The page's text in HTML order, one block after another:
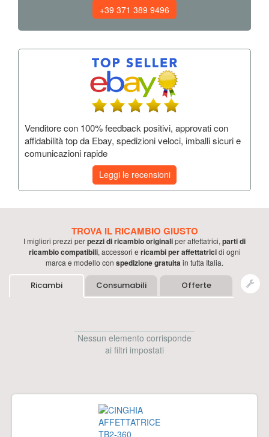
+39 371 389 9496
Venditore con 100% feedback positivi, approvati con
affidabilità top da Ebay, spedizioni veloci, imballi sicuri e
comunicazioni rapide
Leggi le recensioni
TROVA IL RICAMBIO GIUSTO
I migliori prezzi perpezzi di ricambio originaliperaffettatrici, parti di
ricambio compatibili, accessori e ricambi peraffettatricidi ogni
marca e modello con spedizione gratuitain tutta Italia.
Ricambi Consumabili Offerte
Nessun elemento corrisponde
ai filtri impostati